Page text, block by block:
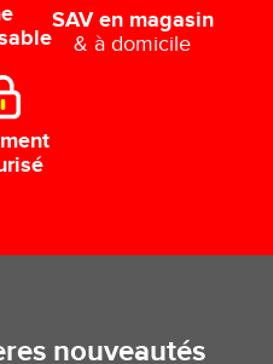
SAV en magasin
& à domicile
nouveautés